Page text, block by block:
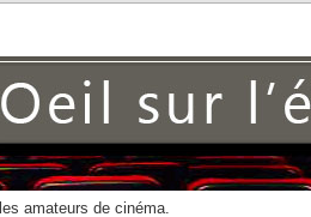
amateurs de cinéma.